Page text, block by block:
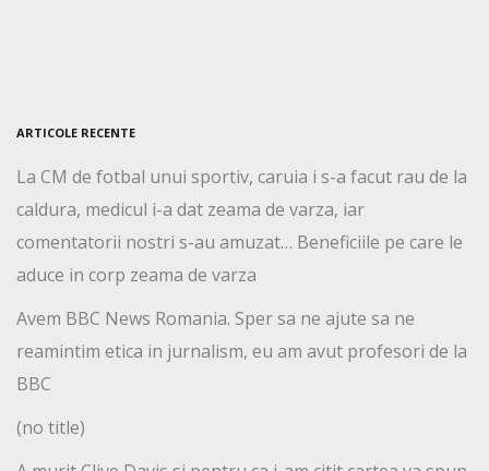
ARTICOLE RECENTE
La CM de fotbal unui sportiv, caruia i s-a facut rau de la
caldura, medicul i-a dat zeama de varza, iar
comentatorii nostri s-au amuzat… Beneficiile pe care le
aduce in corp zeama de varza
Avem BBC News Romania. Sper sa ne ajute sa ne
reamintim etica in jurnalism, eu am avut profesori de la
BBC
(no title)